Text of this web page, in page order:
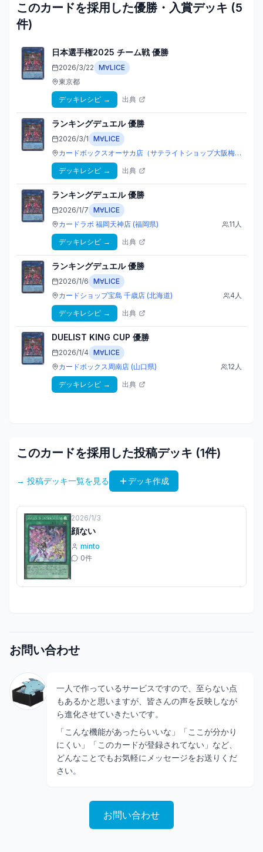
このカードを採用した優勝・入賞デッキ (5
件)
日本選手権2025 チーム戦 優勝
2026/3/22 M∀LICE
東京都
デッキレシピ → 出典
ランキングデュエル 優勝
2026/3/1 M∀LICE
カードボックスオーサカ店（サテライトショップ大阪梅田）
デッキレシピ → 出典
ランキングデュエル 優勝
2026/1/7 M∀LICE
カードラボ 福岡天神店 (福岡県) 11 人
デッキレシピ → 出典
ランキングデュエル 優勝
2026/1/6 M∀LICE
カードショップ宝島 千歳店 (北海道) 4 人
デッキレシピ → 出典
DUELIST KING CUP 優勝
2026/1/4 M∀LICE
カードボックス周南店 (山口県) 12 人
デッキレシピ → 出典
このカードを採用した投稿デッキ (1件)
→ 投稿デッキ一覧を見る デッキ作成
2026/1/3
顔ない
minto
0件
お問い合わせ
一人で作っているサービスですので、至らない点
もあるかと思いますが、皆さんの声を反映しなが
ら進化させていきたいです。
「こんな機能があったらいいな」「ここが分かり
にくい」「このカードが登録されてない」など、
どんなことでもお気軽にメッセージをお送りくだ
さい。
お問い合わせ